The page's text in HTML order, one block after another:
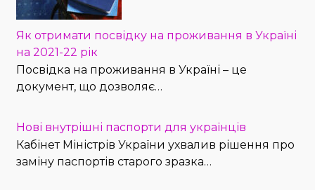
Як отримати посвідку на проживання в Україні
на 2021-22 рік
Посвідка на проживання в Україні – це
документ, що дозволяє…
Нові внутрішні паспорти для українців
Кабінет Міністрів України ухвалив рішення про
заміну паспортів старого зразка…